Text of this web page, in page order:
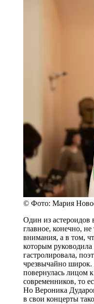
© Фото: Мария
Один из астероидов
главное, конечно,
внимания, а в том,
которым
гастролировала,
чрезвычайно
повернулась лицом
современников, то
Но Вероника
в свои концерты